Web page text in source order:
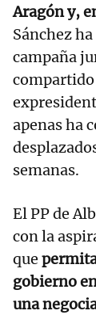
Aragón y,
Sánchez
campaña
apenas ha
semanas.
El PP de
con la
que
gobierno
una